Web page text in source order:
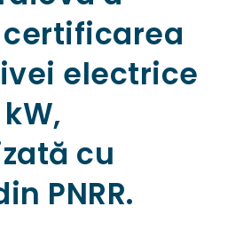
electrice
cu
PNRR.